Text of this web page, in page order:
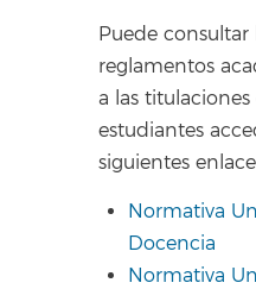
Puede
reglamentos
a las titulaciones
estudiantes
siguientes
Normativa
Docencia
Normativa